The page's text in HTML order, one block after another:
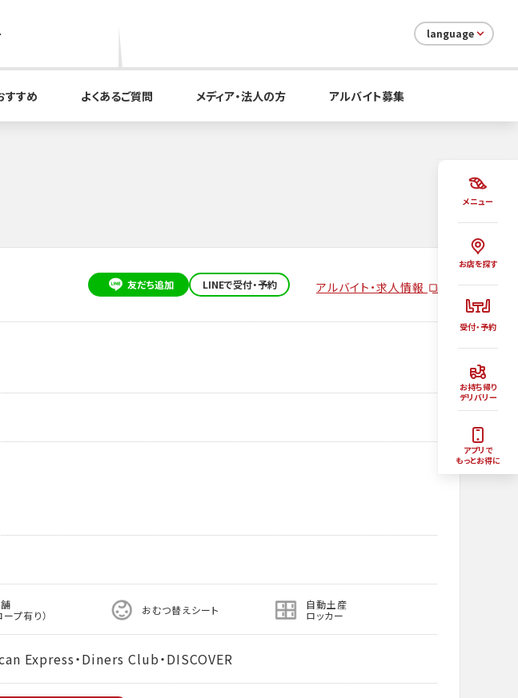
メニュー
お店を探す
受付・予約
お持ち帰り
デリバリー
アプリで
もっとお得に
language
すすめ よくあるご質問 メディア・法人の方 アルバイト募集
友だち追加 LINEで受付・予約 アルバイト・求人情報
ープ有り） おむつ替えシート 自動土産
ロッカー
Express・Diners Club・DISCOVER